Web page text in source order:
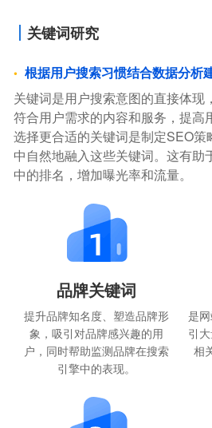
关键词研究
根据用户搜索习惯结合数据分析
关键词是用户搜索意图的直接体现
符合用户需求的内容和服务，提高
选择更合适的关键词是制定SEO
中自然地融入这些关键词。这有助
中的排名，增加曝光率和流量。
品牌关键词
提升品牌知名度、塑造品牌形
象，吸引对品牌感兴趣的用
户，同时帮助监测品牌在搜索
引擎中的表现。
是
引
相